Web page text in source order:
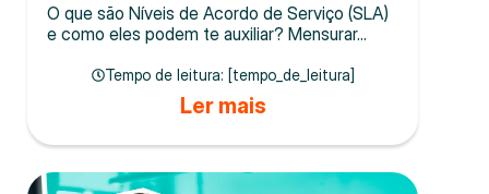
O que são Níveis de Acordo de Serviço (SLA)
e como eles podem te auxiliar? Mensurar...
Tempo de leitura: [tempo_de_leitura]
Ler mais